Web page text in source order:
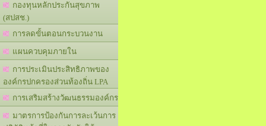
กองทุนหลักประกันสุขภาพ
(สปสช.)
การลดขั้นตอนกระบวนงาน
แผนควบคุมภายใน
การประเมินประสิทธิภาพของ
องค์กรปกครองส่วนท้องถิ่น LPA
การเสริมสร้างวัฒนธรรมองค์กร
มาตรการป้องกันการละเว้นการ